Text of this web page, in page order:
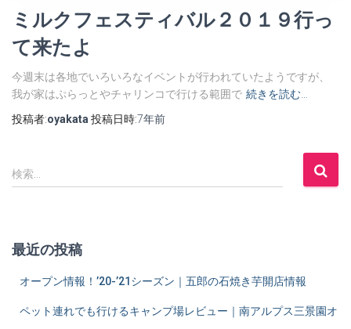
ミルクフェスティバル２０１９行っ
て来たよ
今週末は各地でいろいろなイベントが行われていたようですが、
我が家はぷらっとやチャリンコで行ける範囲で 続きを読む…
投稿者:oyakata 投稿日時:7年前
検
索
検索…
最近の投稿
オープン情報！’20-’21シーズン｜五郎の石焼き芋開店情報
ペット連れでも行けるキャンプ場レビュー｜南アルプス三景園オ